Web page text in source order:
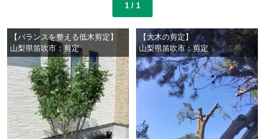
1 / 1
【バランスを整える低木剪定】
山梨県笛吹市：剪定
【大木の剪定】
山梨県笛吹市：剪定